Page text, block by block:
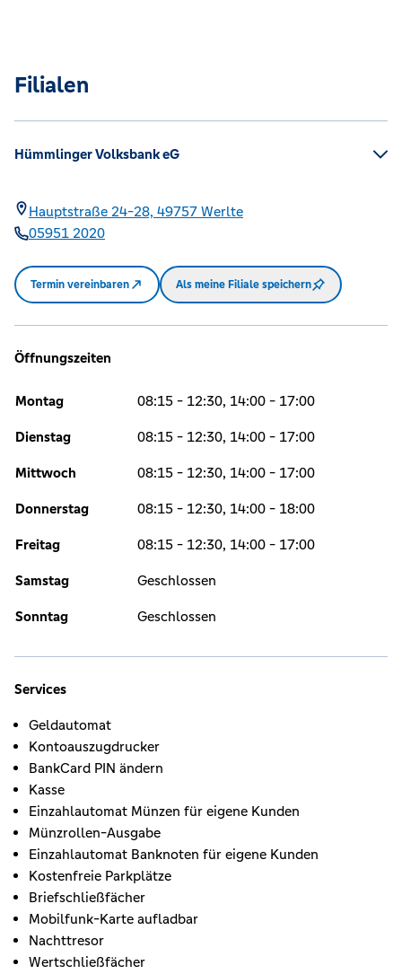
Filialen
Hümmlinger Volksbank eG
Hauptstraße 24-28, 49757 Werlte
05951 2020
Termin vereinbaren Als meine Filiale speichern
Öffnungszeiten
Montag 08:15 - 12:30, 14:00 - 17:00
Dienstag 08:15 - 12:30, 14:00 - 17:00
Mittwoch 08:15 - 12:30, 14:00 - 17:00
Donnerstag 08:15 - 12:30, 14:00 - 18:00
Freitag 08:15 - 12:30, 14:00 - 17:00
Samstag Geschlossen
Sonntag Geschlossen
Services
Geldautomat
Kontoauszugdrucker
BankCard PIN ändern
Kasse
Einzahlautomat Münzen für eigene Kunden
Münzrollen-Ausgabe
Einzahlautomat Banknoten für eigene Kunden
Kostenfreie Parkplätze
Briefschließfächer
Mobilfunk-Karte aufladbar
Nachttresor
Wertschließfächer